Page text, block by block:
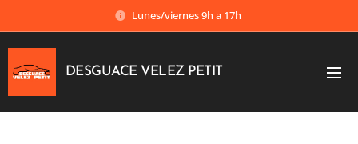
Lunes/viernes 9h a 17h
DESGUACE VELEZ PETIT